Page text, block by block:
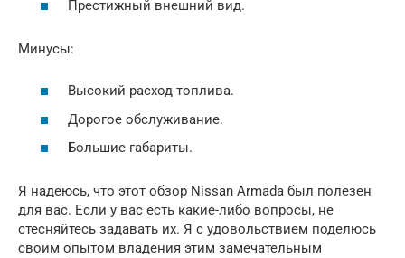
Престижный внешний вид.
Минусы:
Высокий расход топлива.
Дорогое обслуживание.
Большие габариты.
Я надеюсь, что этот обзор Nissan Armada был полезен
для вас. Если у вас есть какие-либо вопросы, не
стесняйтесь задавать их. Я с удовольствием поделюсь
своим опытом владения этим замечательным